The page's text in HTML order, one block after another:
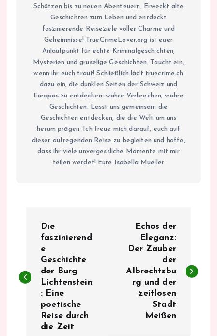
Schätzen bis zu neuen Abenteuern. Erweckt alte
Geschichten zum Leben und entdeckt
faszinierende Reiseziele voller Charme und
Geheimnisse! TrueCrimeLover.org ist euer
Anlaufpunkt für echte Kriminalgeschichten,
Mysterien und gruselige Geschichten. Taucht ein,
wenn ihr euch traut! Schließlich lädt truecrime.ch
dazu ein, die dunklen Seiten der Schweiz und
Europas zu entdecken: wahre Verbrechen, wahre
Geschichten. Lasst uns gemeinsam die
Geschichten entdecken, die die Welt um uns
herum prägen. Ich freue mich darauf, euch auf
dieser aufregenden Reise zu begleiten und hoffe,
dass ihr viele unvergessliche Momente mit mir
teilen werdet! Eure Isabella Mueller
t
Die
faszinierend
e
Geschichte
der Burg
Lichtenstein
: Eine
poetische
Reise durch
die Zeit
Echos der
Eleganz:
Der Zauber
der
Albrechtsbu
rg und der
zeitlosen
Stadt
Meißen